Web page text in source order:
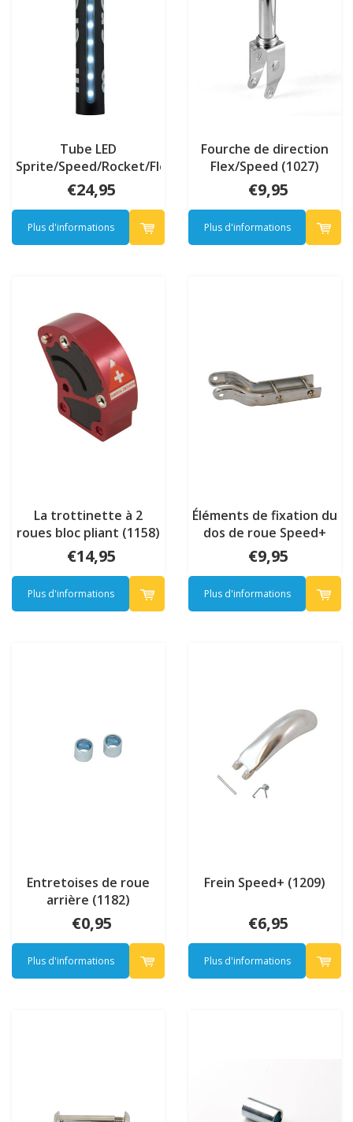
Tube LED
Sprite/Speed/Rocket/Flex
€24,95
Plus d'informations
Fourche de direction
Flex/Speed (1027)
€9,95
Plus d'informations
La trottinette à 2
roues bloc pliant (1158)
€14,95
Plus d'informations
Éléments de fixation du
dos de roue Speed+
(1210)
€9,95
Plus d'informations
Entretoises de roue
arrière (1182)
€0,95
Plus d'informations
Frein Speed+ (1209)
€6,95
Plus d'informations